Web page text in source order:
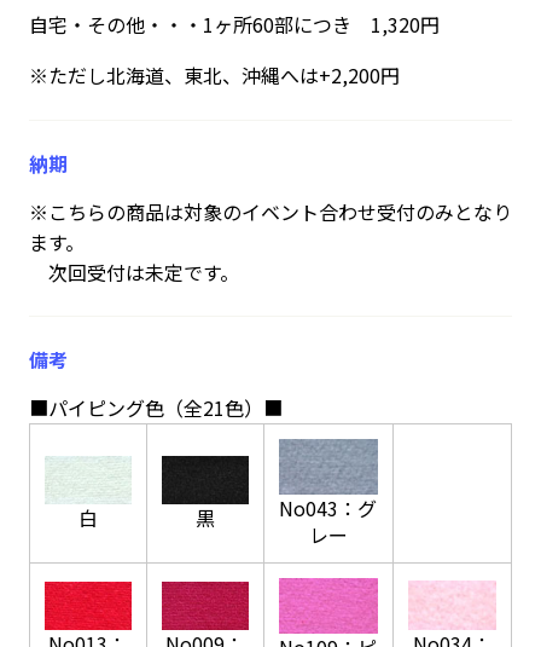
自宅・その他・・・1ヶ所60部につき 1,320円
※ただし北海道、東北、沖縄へは+2,200円
納期
※こちらの商品は対象のイベント合わせ受付のみとなり
ます。
次回受付は未定です。
備考
■パイピング色（全21色）■
白 黒
No043：グ
レー